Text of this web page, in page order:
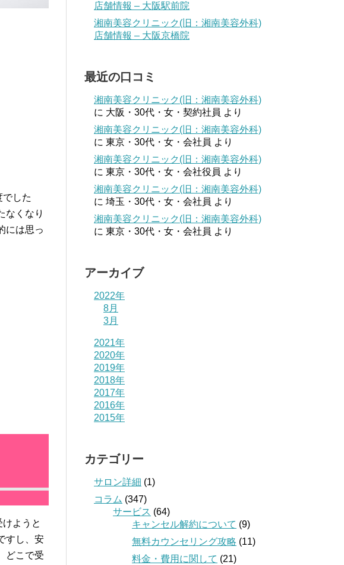
した
なくなり
には思っ
ようと
すし、安
どこで受
店舗情報 – 大阪駅前院
湘南美容クリニック(旧：湘南美容外科)
店舗情報 – 大阪京橋院
最近の口コミ
湘南美容クリニック(旧：湘南美容外科)
に 大阪・30代・女・契約社員 より
湘南美容クリニック(旧：湘南美容外科)
に 東京・30代・女・会社員 より
湘南美容クリニック(旧：湘南美容外科)
に 東京・30代・女・会社役員 より
湘南美容クリニック(旧：湘南美容外科)
に 埼玉・30代・女・会社員 より
湘南美容クリニック(旧：湘南美容外科)
に 東京・30代・女・会社員 より
アーカイブ
2022年
8月
3月
2021年
2020年
2019年
2018年
2017年
2016年
2015年
カテゴリー
サロン詳細 (1)
コラム (347)
サービス (64)
キャンセル解約について (9)
無料カウンセリング攻略 (11)
料金・費用に関して (21)